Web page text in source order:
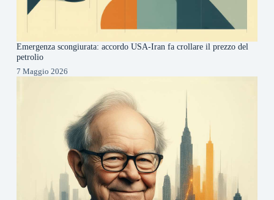
Emergenza scongiurata: accordo USA-Iran fa crollare il prezzo del
petrolio
7 Maggio 2026